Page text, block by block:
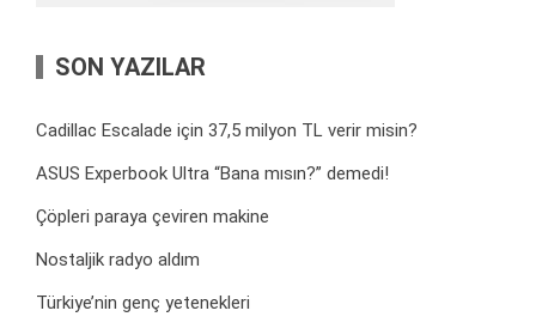
SON YAZILAR
Cadillac Escalade için 37,5 milyon TL verir misin?
ASUS Experbook Ultra “Bana mısın?” demedi!
Çöpleri paraya çeviren makine
Nostaljik radyo aldım
Türkiye’nin genç yetenekleri